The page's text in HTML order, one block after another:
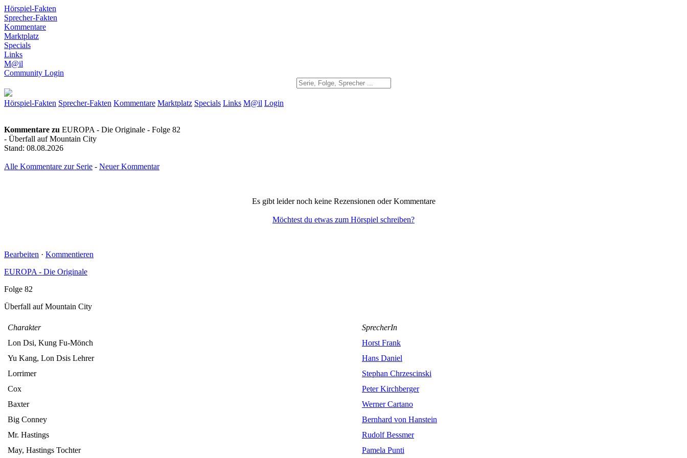
Hörspiel-Fakten
Sprecher-Fakten
Kommentare
Marktplatz
Specials
Links
M@il
Community Login
Hörspiel-Fakten Sprecher-Fakten Kommentare Marktplatz Specials Links M@il Login
Kommentare zu EUROPA - Die Originale - Folge 82
- Überfall auf Mountain City
Stand: 08.08.2026
Alle Kommentare zur Serie - Neuer Kommentar
Es gibt leider noch keine Rezensionen oder Kommentare
Möchtest du etwas zum Hörspiel schreiben?
Bearbeiten · Kommentieren
EUROPA - Die Originale
Folge 82
Überfall auf Mountain City
Charakter
SprecherIn
Lon Dsi, Kung Fu-Mönch
Horst Frank
Yu Kang, Lon Dsis Lehrer
Hans Daniel
Lorrimer
Stephan Chrzescinski
Cox
Peter Kirchberger
Baxter
Werner Cartano
Big Conney
Bernhard von Hanstein
Mr. Hastings
Rudolf Bessmer
May, Hastings Tochter
Pamela Punti